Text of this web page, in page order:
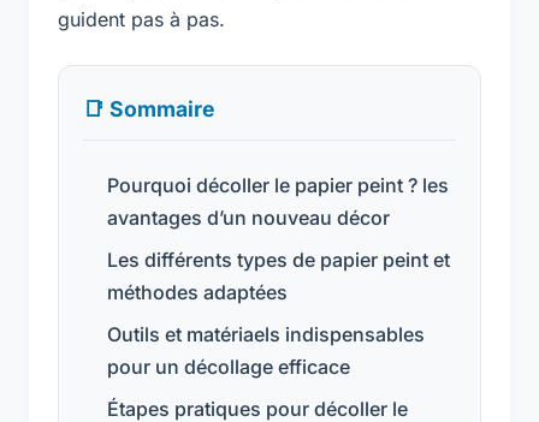
guident pas à pas.
📑 Sommaire
Pourquoi décoller le papier peint ? les
avantages d’un nouveau décor
Les différents types de papier peint et
méthodes adaptées
Outils et matériaels indispensables
pour un décollage efficace
Étapes pratiques pour décoller le